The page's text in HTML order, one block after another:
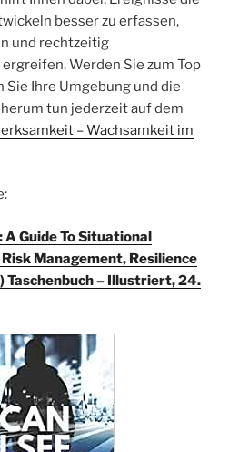
besser zu erfassen,
und rechtzeitig
Werden Sie zum Top
Sie Ihre Umgebung und die
tun jederzeit auf dem
– Wachsamkeit im
A Guide To Situational
Management, Resilience
Taschenbuch – Illustriert, 24.